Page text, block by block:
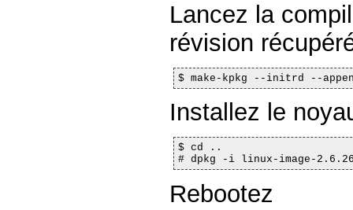
Lancez la
révision
$ make-kpkg --initrd --
Installez le
$ cd ..
# dpkg -i linux-image-2.6.26-
Rebootez